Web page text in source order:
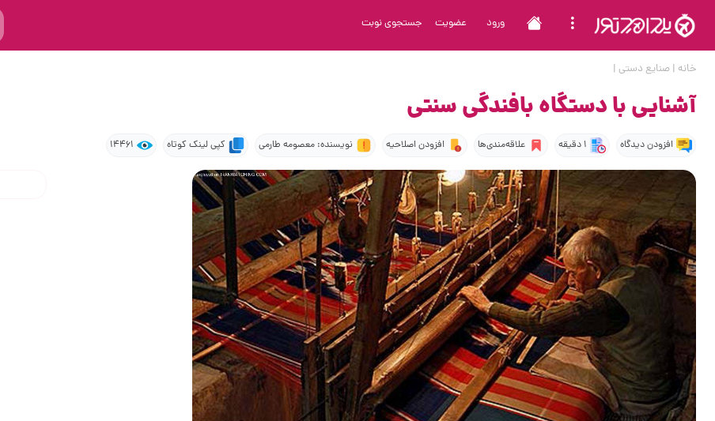
ورود عضویت جستجوی نوبت
خانه |صنایع دستی |
آشنایی با دستگاه بافندگی سنتی
افزودن دیدگاه 1 دقیقه علاقه‌مندی‌ها افزودن اصلاحیه نویسنده: معصومه طارمی کپی لینک کوتاه 14461